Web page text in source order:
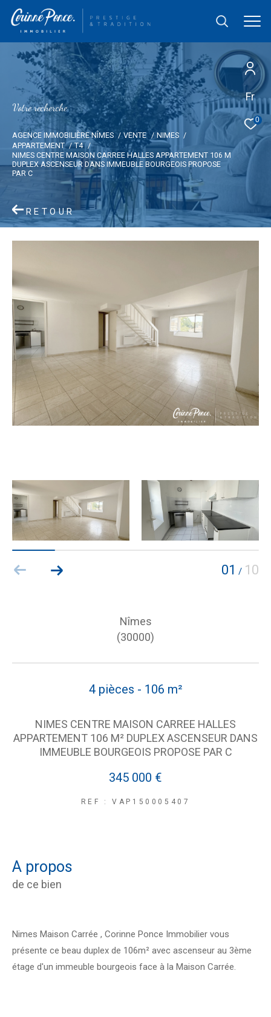
Fr
0
Votre recherche
AGENCE IMMOBILIÈRE NÎMES VENTE
NIMES
APPARTEMENT
T4
NIMES CENTRE MAISON CARREE HALLES APPARTEMENT 106 M
DUPLEX ASCENSEUR DANS IMMEUBLE BOURGEOIS PROPOSE
PAR C
RETOUR
01 / 10
Nîmes
(30000)
4 pièces - 106 m²
NIMES CENTRE MAISON CARREE HALLES
APPARTEMENT 106 M² DUPLEX ASCENSEUR DANS
IMMEUBLE BOURGEOIS PROPOSE PAR C
345 000 €
REF : VAP150005407
a propos
de ce bien
Nimes Maison Carrée , Corinne Ponce Immobilier vous
présente ce beau duplex de 106m² avec ascenseur au 3ème
étage d'un immeuble bourgeois face à la Maison Carrée.